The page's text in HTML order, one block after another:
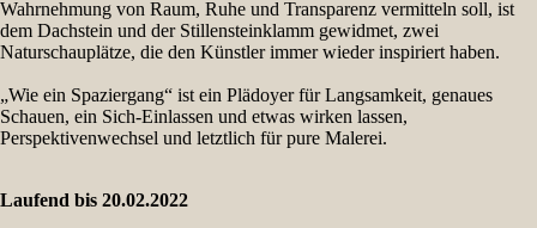
Wahrnehmung von Raum, Ruhe und Transparenz vermitteln soll, ist
dem Dachstein und der Stillensteinklamm gewidmet, zwei
Naturschauplätze, die den Künstler immer wieder inspiriert haben.
„Wie ein Spaziergang“ ist ein Plädoyer für Langsamkeit, genaues
Schauen, ein Sich-Einlassen und etwas wirken lassen,
Perspektivenwechsel und letztlich für pure Malerei.
Laufend bis 20.02.2022